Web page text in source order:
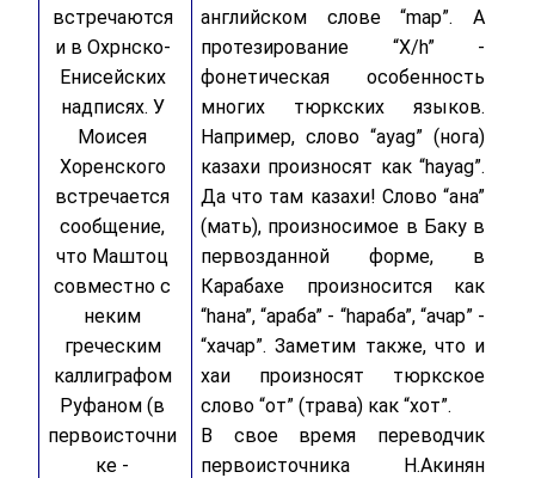
английском слове “map”. А
протезирование “X/h” -
фонетическая особенность
многих тюркских языков.
Например, слово “ayag” (нога)
казахи произносят как “hayag”.
Да что там казахи! Слово “ана”
(мать), произносимое в Баку в
первозданной форме, в
Карабахе произносится как
“hана”, “араба” - “hараба”, “ачар” -
“хачар”. Заметим также, что и
хаи произносят тюркское
слово “от” (трава) как “хот”.
В свое время переводчик
первоисточника Н.Акинян
встречаются
и в Охрнско-
Енисейских
надписях. У
Моисея
Хоренского
встречается
сообщение,
что Маштоц
совместно с
неким
греческим
каллиграфом
Руфаном (в
первоисточни
ке -